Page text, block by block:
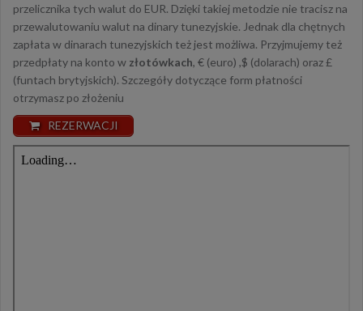
przelicznika tych walut do EUR. Dzięki takiej metodzie nie tracisz na
przewalutowaniu walut na dinary tunezyjskie. Jednak dla chętnych
zapłata w dinarach tunezyjskich też jest możliwa. Przyjmujemy też
przedpłaty na konto w złotówkach, € (euro) ,$ (dolarach) oraz £
(funtach brytyjskich). Szczegóły dotyczące form płatności
otrzymasz po złożeniu
REZERWACJI